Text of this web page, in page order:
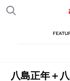
八島正年＋